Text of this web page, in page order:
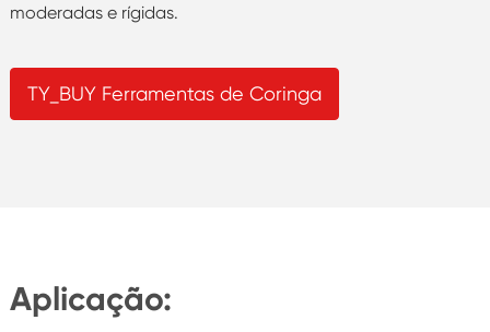
moderadas e rígidas.
TY_BUY Ferramentas de Coringa
Aplicação: